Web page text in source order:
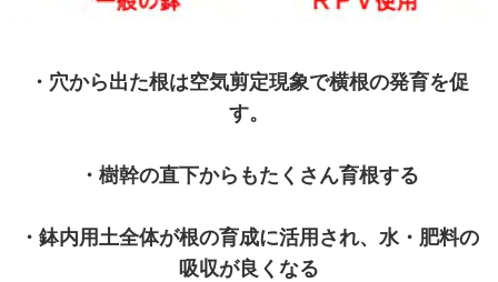
・穴から出た根は空気剪定現象で横根の発育を促
す。
・樹幹の直下からもたくさん育根する
・鉢内用土全体が根の育成に活用され、水・肥料の
吸収が良くなる